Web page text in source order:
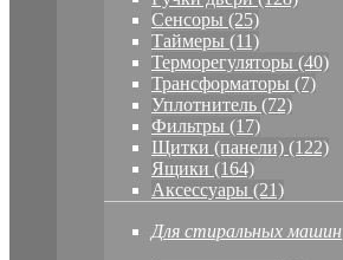
Сенсоры (25)
Таймеры (11)
Терморегуляторы (40)
Трансформаторы (7)
Уплотнитель (72)
Фильтры (17)
Щитки (панели) (122)
Ящики (164)
Аксессуары (21)
Для стиральных машин